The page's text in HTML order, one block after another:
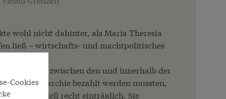
wohl nicht dahinter, als Maria Theresia
ließ – wirtschafts- und machtpolitisches
Mauten, die zwischen den und innerhalb der
bezahlt werden mussten,
finanziell recht einträglich. Sie
Cookies